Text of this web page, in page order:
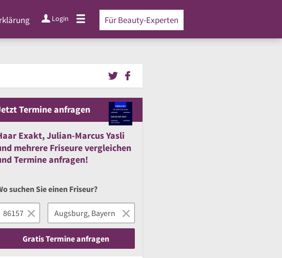
Login Für Beauty-Experten
Termine anfragen
Exakt, Julian-Marcus Yasli
mehrere Friseure vergleichen
Termine anfragen!
suchen Sie einen Friseur?
Gratis Termine anfragen